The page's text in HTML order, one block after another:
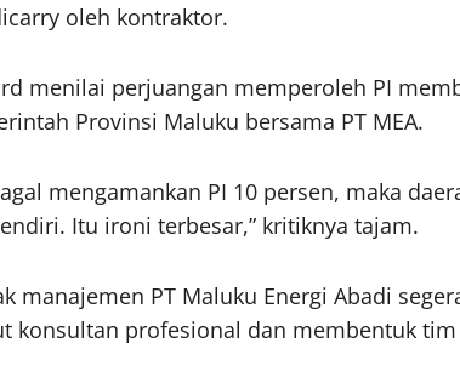
oleh kontraktor.
menilai perjuangan memperoleh PI
Provinsi Maluku bersama PT MEA.
mengamankan PI 10 persen, maka
Itu ironi terbesar,” kritiknya tajam.
manajemen PT Maluku Energi Abadi
konsultan profesional dan membentuk